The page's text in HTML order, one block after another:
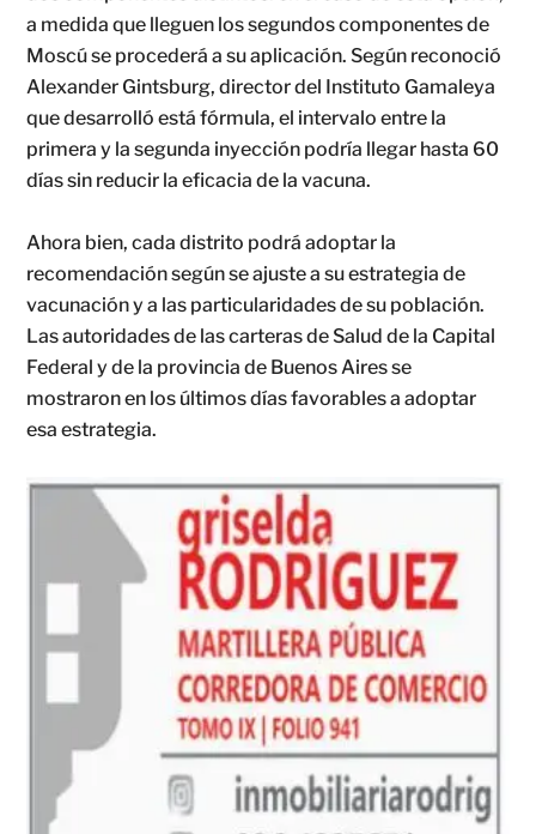
a medida que lleguen los segundos componentes de
Moscú se procederá a su aplicación. Según reconoció
Alexander Gintsburg, director del Instituto Gamaleya
que desarrolló está fórmula, el intervalo entre la
primera y la segunda inyección podría llegar hasta 60
días sin reducir la eficacia de la vacuna.
Ahora bien, cada distrito podrá adoptar la
recomendación según se ajuste a su estrategia de
vacunación y a las particularidades de su población.
Las autoridades de las carteras de Salud de la Capital
Federal y de la provincia de Buenos Aires se
mostraron en los últimos días favorables a adoptar
esa estrategia.